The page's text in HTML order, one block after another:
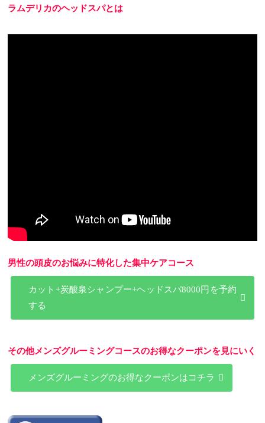
ラムデリカのヘッドスパとは
男性の頭皮のお悩みに特化した集中ケアコース
カット+炭酸泉シャンプー+ヘッドスパ8000円を予約
する
その他メンズグルーミングコースのお得なクーポンを見にいく
メンズグルーミングのお得なクーポンはコチラ